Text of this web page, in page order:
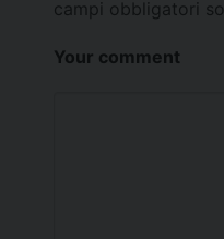
campi obbligatori
Your comment